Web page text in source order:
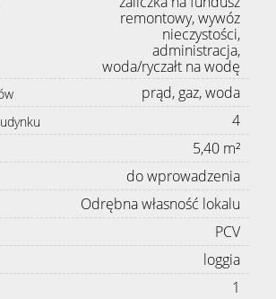
remontowy, wywóz
nieczystości,
administracja,
woda/ryczałt na wodę
prąd, gaz, woda
4
5,40 m²
do wprowadzenia
Odrębna własność lokalu
PCV
loggia
1